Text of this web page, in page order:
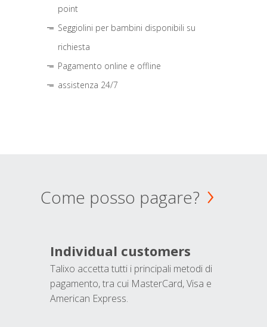
point
Seggiolini per bambini disponibili su
richiesta
Pagamento online e offline
assistenza 24/7
Come posso pagare?
Individual customers
Talixo accetta tutti i principali metodi di
pagamento, tra cui MasterCard, Visa e
American Express.